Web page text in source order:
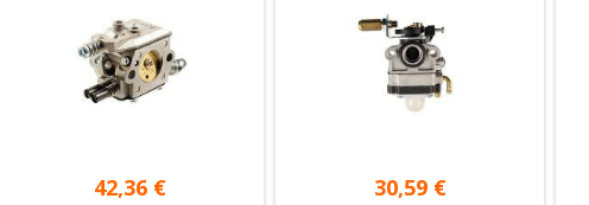
42,36 € 30,59 €